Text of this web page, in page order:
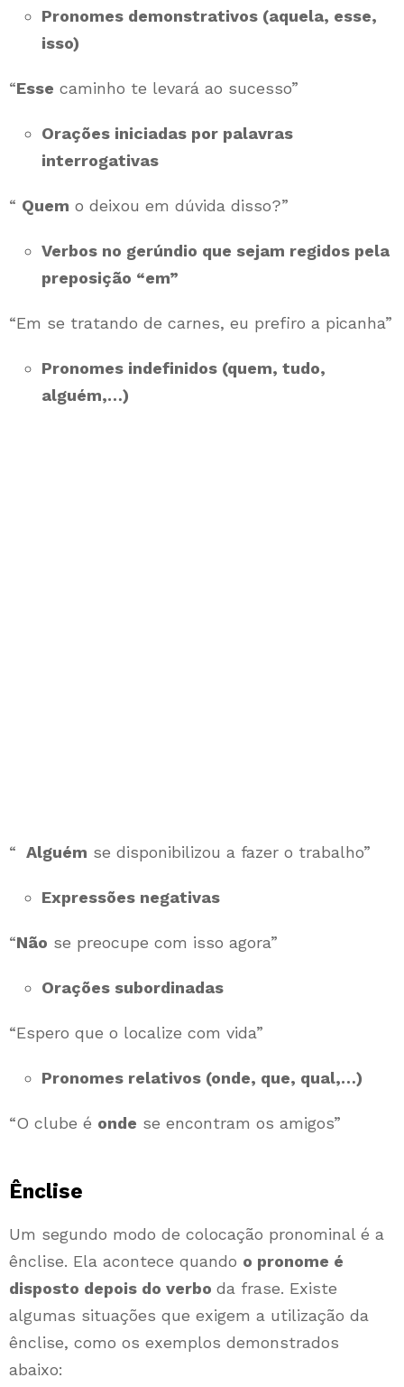
Pronomes demonstrativos (aquela, esse,
isso)
“Esse caminho te levará ao sucesso”
Orações iniciadas por palavras
interrogativas
“ Quem o deixou em dúvida disso?”
Verbos no gerúndio que sejam regidos pela
preposição “em”
“Em se tratando de carnes, eu prefiro a picanha”
Pronomes indefinidos (quem, tudo,
alguém,…)
“ Alguém se disponibilizou a fazer o trabalho”
Expressões negativas
“Não se preocupe com isso agora”
Orações subordinadas
“Espero que o localize com vida”
Pronomes relativos (onde, que, qual,…)
“O clube é onde se encontram os amigos”
Ênclise
Um segundo modo de colocação pronominal é a
ênclise. Ela acontece quando o pronome é
disposto depois do verbo da frase. Existe
algumas situações que exigem a utilização da
ênclise, como os exemplos demonstrados
abaixo: